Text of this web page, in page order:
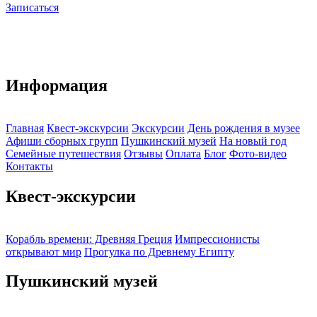
Записаться
Информация
Главная Квест-экскурсии Экскурсии День рождения в музее
Афиши сборных групп Пушкинский музей На новый год
Семейные путешествия Отзывы Оплата Блог Фото-видео
Контакты
Квест-экскурсии
Корабль времени: Древняя Греция Импрессионисты
открывают мир Прогулка по Древнему Египту
Пушкинский музей